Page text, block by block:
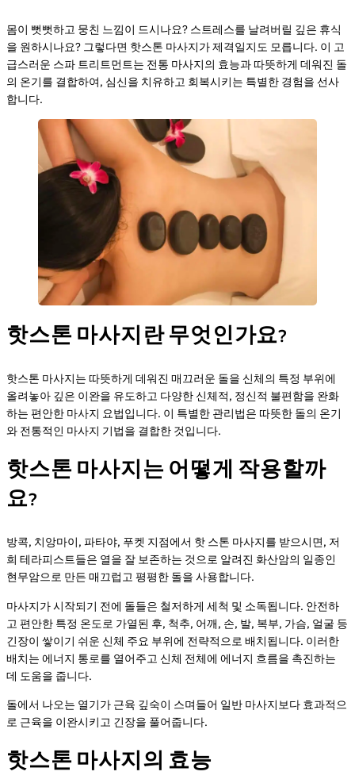
몸이 뻣뻣하고 뭉친 느낌이 드시나요? 스트레스를 날려버릴 깊은 휴식
을 원하시나요? 그렇다면 핫스톤 마사지가 제격일지도 모릅니다. 이 고
급스러운 스파 트리트먼트는 전통 마사지의 효능과 따뜻하게 데워진 돌
의 온기를 결합하여, 심신을 치유하고 회복시키는 특별한 경험을 선사
합니다.
핫스톤 마사지란 무엇인가요?
핫스톤 마사지는 따뜻하게 데워진 매끄러운 돌을 신체의 특정 부위에
올려놓아 깊은 이완을 유도하고 다양한 신체적, 정신적 불편함을 완화
하는 편안한 마사지 요법입니다. 이 특별한 관리법은 따뜻한 돌의 온기
와 전통적인 마사지 기법을 결합한 것입니다.
핫스톤 마사지는 어떻게 작용할까
요?
방콕, 치앙마이, 파타야, 푸켓 지점에서 핫 스톤 마사지를 받으시면, 저
희 테라피스트들은 열을 잘 보존하는 것으로 알려진 화산암의 일종인
현무암으로 만든 매끄럽고 평평한 돌을 사용합니다.
마사지가 시작되기 전에 돌들은 철저하게 세척 및 소독됩니다. 안전하
고 편안한 특정 온도로 가열된 후, 척추, 어깨, 손, 발, 복부, 가슴, 얼굴 등
긴장이 쌓이기 쉬운 신체 주요 부위에 전략적으로 배치됩니다. 이러한
배치는 에너지 통로를 열어주고 신체 전체에 에너지 흐름을 촉진하는
데 도움을 줍니다.
돌에서 나오는 열기가 근육 깊숙이 스며들어 일반 마사지보다 효과적으
로 근육을 이완시키고 긴장을 풀어줍니다.
핫스톤 마사지의 효능